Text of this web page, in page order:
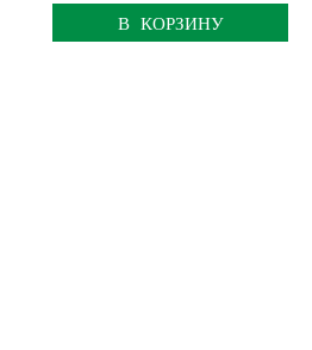
В КОРЗИНУ